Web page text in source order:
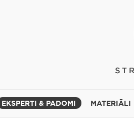
EKSPERTI & PADOMI MATERIĀLI